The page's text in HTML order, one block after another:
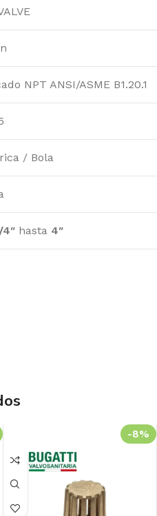
NPT ANSI/ASME B1.20.1
/ Bola
4″ hasta 4″
-8%